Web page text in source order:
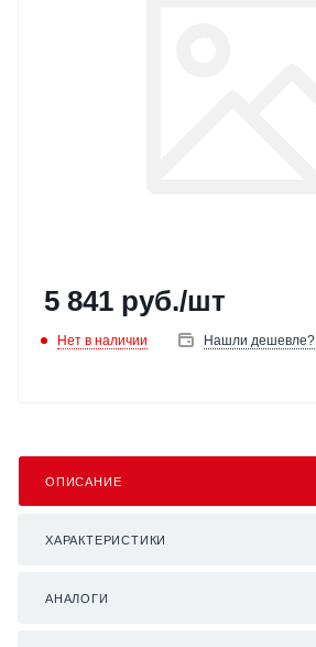
5 841 руб./шт
Нет в наличии Нашли дешевле?
ОПИСАНИЕ
ХАРАКТЕРИСТИКИ
АНАЛОГИ